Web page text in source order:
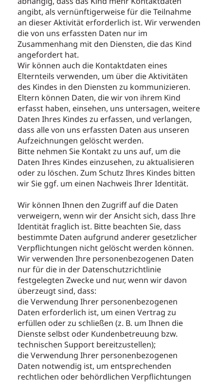
angibt, als vernünftigerweise für die Teilnahme
an dieser Aktivität erforderlich ist. Wir verwenden
die von uns erfassten Daten nur im
Zusammenhang mit den Diensten, die das Kind
angefordert hat.
Wir können auch die Kontaktdaten eines
Elternteils verwenden, um über die Aktivitäten
des Kindes in den Diensten zu kommunizieren.
Eltern können Daten, die wir von ihrem Kind
erfasst haben, einsehen, uns untersagen, weitere
Daten Ihres Kindes zu erfassen, und verlangen,
dass alle von uns erfassten Daten aus unseren
Aufzeichnungen gelöscht werden.
Bitte nehmen Sie Kontakt zu uns auf, um die
Daten Ihres Kindes einzusehen, zu aktualisieren
oder zu löschen. Zum Schutz Ihres Kindes bitten
wir Sie ggf. um einen Nachweis Ihrer Identität.
Wir können Ihnen den Zugriff auf die Daten
verweigern, wenn wir der Ansicht sich, dass Ihre
Identität fraglich ist. Bitte beachten Sie, dass
bestimmte Daten aufgrund anderer gesetzlicher
Verpflichtungen nicht gelöscht werden können.
Wir verwenden Ihre personenbezogenen Daten
nur für die in der Datenschutzrichtlinie
festgelegten Zwecke und nur, wenn wir davon
überzeugt sind, dass:
die Verwendung Ihrer personenbezogenen
Daten erforderlich ist, um einen Vertrag zu
erfüllen oder zu schließen (z. B. um Ihnen die
Dienste selbst oder Kundenbetreuung bzw.
technischen Support bereitzustellen);
die Verwendung Ihrer personenbezogenen
Daten notwendig ist, um entsprechenden
rechtlichen oder behördlichen Verpflichtungen